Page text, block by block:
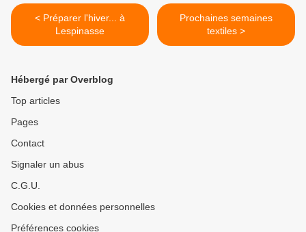
< Préparer l'hiver... à
Lespinasse
Prochaines semaines
textiles >
Hébergé par Overblog
Top articles
Pages
Contact
Signaler un abus
C.G.U.
Cookies et données personnelles
Préférences cookies